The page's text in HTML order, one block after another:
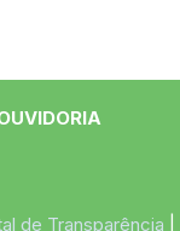
de Transparência